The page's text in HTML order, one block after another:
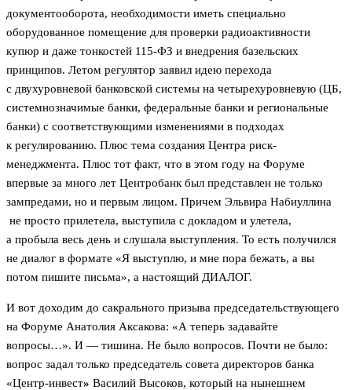
документооборота, необходимости иметь специально
оборудованное помещение для проверки радиоактивности
купюр и даже тонкостей 115-ФЗ и внедрения базельских
принципов. Летом регулятор заявил идею перехода
с двухуровневой банковской системы на четырехуровневую (ЦБ,
системнозначимые банки, федеральные банки и региональные
банки) с соответствующими изменениями в подходах
к регулированию. Плюс тема создания Центра риск-
менеджмента. Плюс тот факт, что в этом году на Форуме
впервые за много лет Центробанк был представлен не только
зампредами, но и первым лицом. Причем Эльвира Набиуллина
не просто прилетела, выступила с докладом и улетела,
а пробыла весь день и слушала выступления. То есть получился
не диалог в формате «Я выступлю, и мне пора бежать, а вы
потом пишите письма», а настоящий ДИАЛОГ.
И вот доходим до сакрального призыва председательствующего
на Форуме Анатолия Аксакова: «А теперь задавайте
вопросы…». И — тишина. Не было вопросов. Почти не было:
вопрос задал только председатель совета директоров банка
«Центр-инвест» Василий Высоков, который на нынешнем